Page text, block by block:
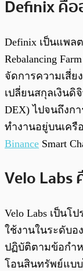
Definix คือ
Definix เป็นแพล
Rebalancing
จัดการความเสี่
เปลี่ยนสกุลเงินดิจิ
DEX) ไปจนถึงก
ทำงานอยู่บนเครื
Binance Smart
Velo Labs
Velo Labs เป็นโ
ใช้งานในระดับอ
ปฏิบัติตามข้อกำ
โอนสินทรัพย์แบ